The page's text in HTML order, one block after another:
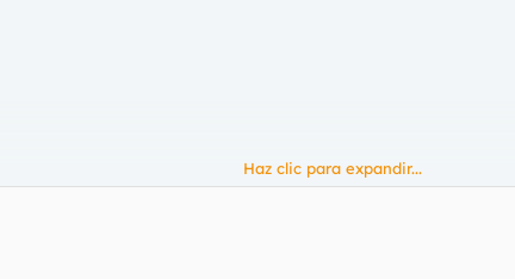
Haz clic para expandir...